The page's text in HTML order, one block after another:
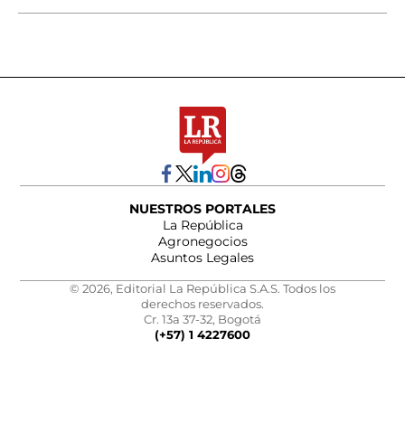
NUESTROS PORTALES
La República
Agronegocios
Asuntos Legales
© 2026, Editorial La República S.A.S. Todos los
derechos reservados.
Cr. 13a 37-32, Bogotá
(+57) 1 4227600